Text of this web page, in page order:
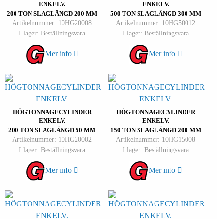
ENKELV.
200 TON SLAGLÄNGD 200 MM
Artikelnummer: 10HG20008
I lager: Beställningsvara
Mer info
ENKELV.
500 TON SLAGLÄNGD 300 MM
Artikelnummer: 10HG50012
I lager: Beställningsvara
Mer info
HÖGTONNAGECYLINDER
ENKELV.
200 TON SLAGLÄNGD 50 MM
Artikelnummer: 10HG20002
I lager: Beställningsvara
Mer info
HÖGTONNAGECYLINDER
ENKELV.
150 TON SLAGLÄNGD 200 MM
Artikelnummer: 10HG15008
I lager: Beställningsvara
Mer info